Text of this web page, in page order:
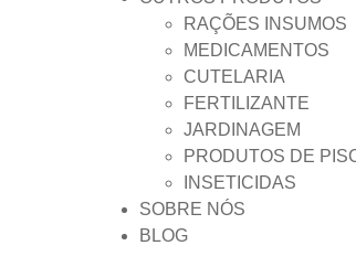
RAÇÕES INSUMOS
MEDICAMENTOS
CUTELARIA
FERTILIZANTE
JARDINAGEM
PRODUTOS DE
INSETICIDAS
SOBRE NÓS
BLOG